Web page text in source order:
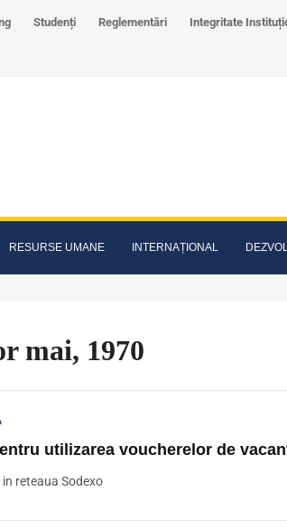
Studenți Reglementări Integritate
RESURSE UMANE INTERNAȚIONAL
mai, 1970
utilizarea voucherelor de
reteaua Sodexo